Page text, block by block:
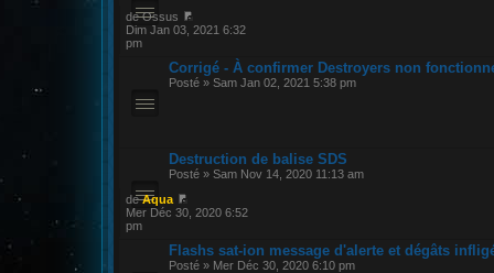
de Ossus
Dim Jan 03, 2021 6:32
pm
Corrigé - À confirmer Destroyers non
Posté » Sam Jan 02, 2021 5:38 pm
Destruction de balise SDS
Posté » Sam Nov 14, 2020 11:13 am
deAqua
Mer Déc 30, 2020 6:52
pm
Flashs sat-ion message d'alerte et dégâts
Posté » Mer Déc 30, 2020 6:10 pm